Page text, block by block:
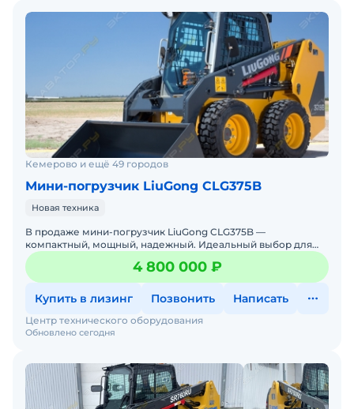
Кемерово и ещё 49 городов
Мини-погрузчик LiuGong CLG375B
Новая техника
В продаже мини-погрузчик LiuGong CLG375B —
компактный, мощный, надежный. Идеальный выбор для
работы на стройке, в коммунальном хозяйстве, на складах
и фермах. Л
4 800 000 ₽
Купить в лизинг Позвонить Написать
Обновлено сегодня
Центр технического оборудования